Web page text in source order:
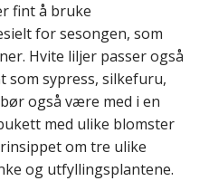
fint å bruke
for sesongen, som
Hvite liljer passer også
som sypress, silkefuru,
også være med i en
med ulike blomster
om tre ulike
og utfyllingsplantene.